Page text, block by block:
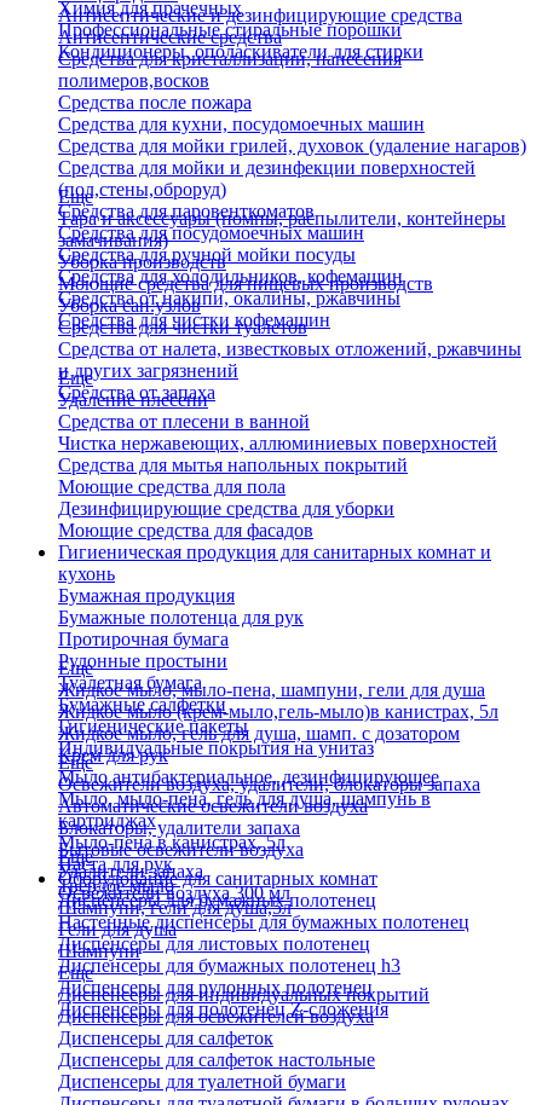
Химия для прачечных
Профессиональные стиральные порошки
Кондиционеры, ополаскиватели для стирки
Антисептические и дезинфицирующие средства
Антисептические средства
Средства для кристаллизации, нанесения
полимеров,восков
Средства после пожара
Средства для кухни, посудомоечных машин
Средства для мойки грилей, духовок (удаление нагаров)
Средства для мойки и дезинфекции поверхностей
(пол,стены,оброруд)
Средства для паровенткоматов
Средства для посудомоечных машин
Средства для ручной мойки посуды
Средства для холодильников, кофемашин
Средства от накипи, окалины, ржавчины
Средства для чистки кофемашин
Еще
Тара и аксессуары (помпы, распылители, контейнеры
замачивания)
Уборка производств
Моющие средства для пищевых производств
Уборка сан.узлов
Средства для чистки туалетов
Средства от налета, известковых отложений, ржавчины
и других загрязнений
Средства от запаха
Еще
Удаление плесени
Средства от плесени в ванной
Чистка нержавеющих, аллюминиевых поверхностей
Средства для мытья напольных покрытий
Моющие средства для пола
Дезинфицирующие средства для уборки
Моющие средства для фасадов
Гигиеническая продукция для санитарных комнат и
кухонь
Бумажная продукция
Бумажные полотенца для рук
Протирочная бумага
Рулонные простыни
Туалетная бумага
Бумажные салфетки
Гигиенические пакеты
Индивидуальные покрытия на унитаз
Еще
Жидкое мыло, мыло-пена, шампуни, гели для душа
Жидкое мыло (крем-мыло,гель-мыло)в канистрах, 5л
Жидкое мыло, гель для душа, шамп. с дозатором
Крем для рук
Мыло антибактериальное, дезинфицирующее
Мыло, мыло-пена, гель для душа, шампунь в
картриджах
Мыло-пена в канистрах, 5л
Паста для рук
Твердое мыло
Шампуни, гели для душа,5л
Гели для душа
Шампуни
Еще
Освежители воздуха, удалители, блокаторы запаха
Автоматические освежители воздуха
Блокаторы, удалители запаха
Бытовые освежители воздуха
Удалители запаха
Освежители воздуха 300 мл
Еще
Оборудование для санитарных комнат
Диспенсеры для бумажных полотенец
Настенные диспенсеры для бумажных полотенец
Диспенсеры для листовых полотенец
Диспенсеры для бумажных полотенец h3
Диспенсеры для рулонных полотенец
Диспенсеры для полотенец Z-сложения
Еще
Диспенсеры для индивидуальных покрытий
Диспенсеры для освежителей воздуха
Диспенсеры для салфеток
Диспенсеры для салфеток настольные
Диспенсеры для туалетной бумаги